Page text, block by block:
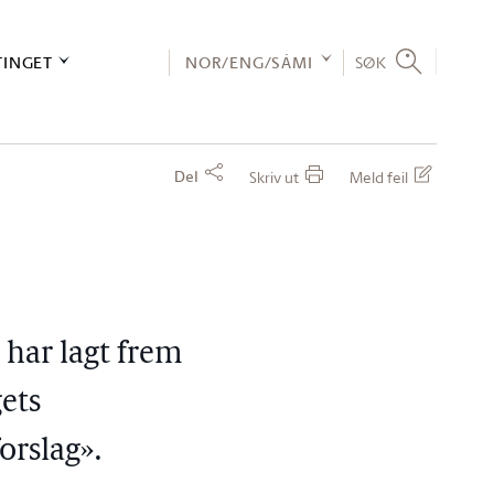
NOR/ENG/SÁMI SØK
Del Skriv ut Meld feil
har lagt frem